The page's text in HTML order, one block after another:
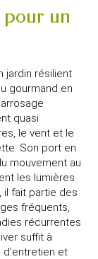
pour un
jardin résilient
gourmand en
quasi
le vent et le
Son port en
mouvement au
les lumières
il fait partie des
fréquents,
récurrentes
suffit à
et